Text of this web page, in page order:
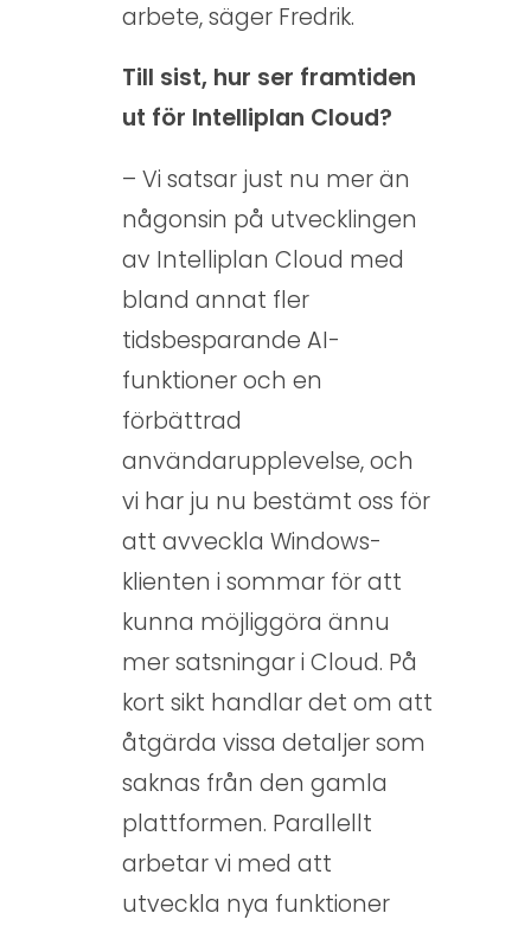
arbete, säger Fredrik.
Till sist, hur ser framtiden
ut för Intelliplan Cloud?
– Vi satsar just nu mer än
någonsin på utvecklingen
av Intelliplan Cloud med
bland annat fler
tidsbesparande AI-
funktioner och en
förbättrad
användarupplevelse, och
vi har ju nu bestämt oss för
att avveckla Windows-
klienten i sommar för att
kunna möjliggöra ännu
mer satsningar i Cloud. På
kort sikt handlar det om att
åtgärda vissa detaljer som
saknas från den gamla
plattformen. Parallellt
arbetar vi med att
utveckla nya funktioner